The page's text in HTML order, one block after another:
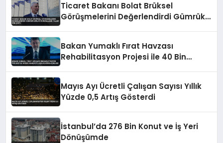
Ticaret Bakanı Bolat Brüksel
Görüşmelerini Değerlendirdi Gümrük
Bakan Yumaklı Fırat Havzası
Rehabilitasyon Projesi ile 40 Bin
Mayıs Ayı Ücretli Çalışan Sayısı Yıllık
Yüzde 0,5 Artış Gösterdi
İstanbul’da 276 Bin Konut ve İş Yeri
Dönüşümde